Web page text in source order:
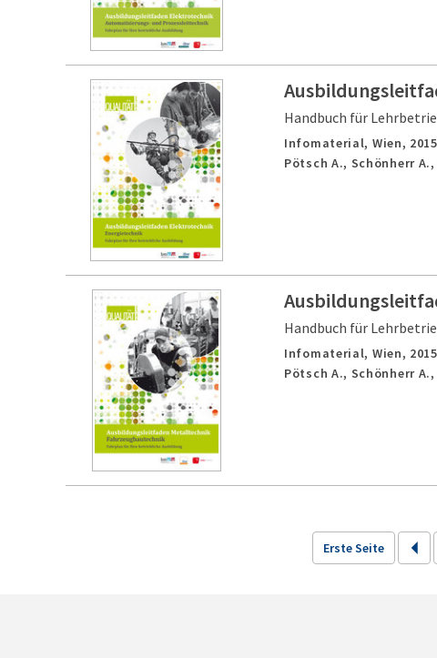
Handbuch für
Infomaterial, Wien, 2015
Pötsch A., Schönherr
Handbuch für
Infomaterial, Wien, 2015
Pötsch A., Schönherr
Erste Seite